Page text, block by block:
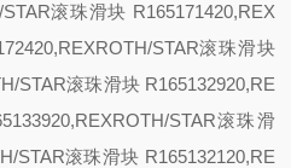
滚珠滑块 R165171420,REX
STAR滚珠滑块
STAR滚珠滑块 R165132920,RE
STAR滚珠滑
STAR滚珠滑块 R165132120,RE